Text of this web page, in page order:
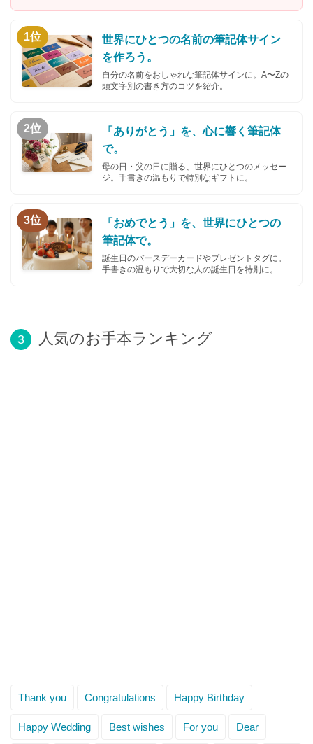
1位
世界にひとつの名前の筆記体サイン
を作ろう。
自分の名前をおしゃれな筆記体サインに。A〜Zの
頭文字別の書き方のコツを紹介。
2位
「ありがとう」を、心に響く筆記体
で。
母の日・父の日に贈る、世界にひとつのメッセー
ジ。手書きの温もりで特別なギフトに。
3位
「おめでとう」を、世界にひとつの
筆記体で。
誕生日のバースデーカードやプレゼントタグに。
手書きの温もりで大切な人の誕生日を特別に。
3 人気のお手本ランキング
Thank you Congratulations Happy Birthday
Happy Wedding Best wishes For you Dear